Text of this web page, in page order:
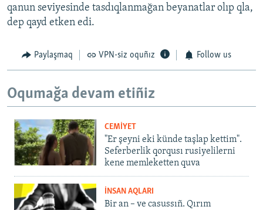
qanun seviyesinde tasdıqlanmağan beyanatlar olıp qla,
dep qayd etken edi.
Paylaşmaq VPN-siz oquñız Follow us
Oqumağa devam etiñiz
CEMİYET
"Er şeyni eki künde taşlap kettim".
Seferberlik qorqusı rusiyelilerni
kene memleketten quva
İNSAN AQLARI
Bir an – ve casussıñ. Qırım